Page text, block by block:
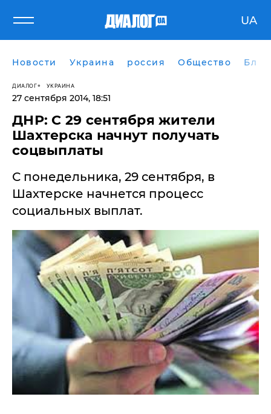
UA
Новости Украина россия Общество
ДИАЛОГ УКРАИНА
27 сентября 2014, 18:51
ДНР: С 29 сентября жители
Шахтерска начнут получать
соцвыплаты
С понедельника, 29 сентября, в
Шахтерске начнется процесс
социальных выплат.